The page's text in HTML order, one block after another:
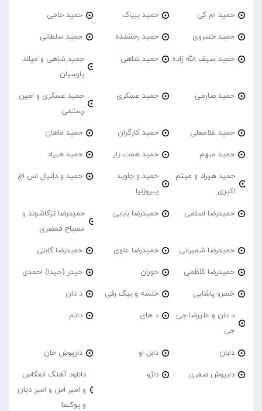
حمید ام کی حمید بیباک حمید حامی
حمید خسروی حمید رخشنده حمید سلطانی
حمید سیف الله زاده حمید شاهی
حمید شاهی و میلاد
پارسیان
حمید صارمی حمید عسکری
حمید عسکری و امین
رستمی
حمید غلامعلی حمید کارگران حمید ماهان
حمید مبهم حمید همت یار حمید هیراد
حمید هیراد و میثم
اکبری
حمید و جاوید
پیروزنیا
حمید و دانیال اس اچ
حمیدرضا اسلمی حمیدرضا بابایی
حمیدرضا ترکاشوند و
مصباح قمصری
حمیدرضا شمیرانی حمیدرضا علوی حمیدرضا کابلی
حمیدرضا کاظمی حوران حیدر (حیدا) احمدی
خسرو پاشایی خلسه و بیگ رفی د دان
د دان و علیرضا جی
جی
د های دائم
دابان دابل او داریوش خان
داریوش صفری داژو
دانلود آهنگ انعکاس
و امیر اس و امیر دیان
و پوکسا